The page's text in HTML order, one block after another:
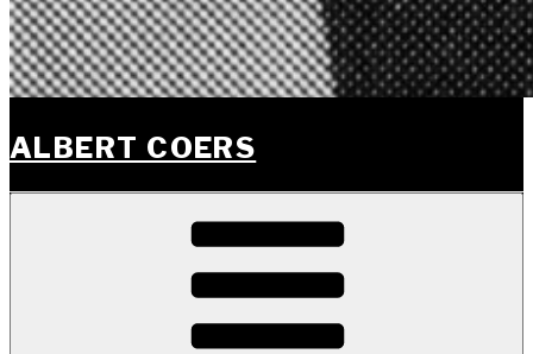
ALBERT COERS